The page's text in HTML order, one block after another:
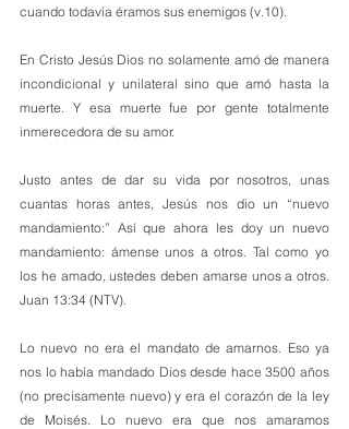
cuando todavía éramos sus enemigos (v.10).
En Cristo Jesús Dios no solamente amó de manera
incondicional y unilateral sino que amó hasta la
muerte. Y esa muerte fue por gente totalmente
inmerecedora de su amor.
Justo antes de dar su vida por nosotros, unas
cuantas horas antes, Jesús nos dio un “nuevo
mandamiento:” Así que ahora les doy un nuevo
mandamiento: ámense unos a otros. Tal como yo
los he amado, ustedes deben amarse unos a otros.
Juan 13:34 (NTV).
Lo nuevo no era el mandato de amarnos. Eso ya
nos lo había mandado Dios desde hace 3500 años
(no precisamente nuevo) y era el corazón de la ley
de Moisés. Lo nuevo era que nos amaramos